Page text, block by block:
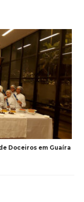
Doceiros em Guaíra